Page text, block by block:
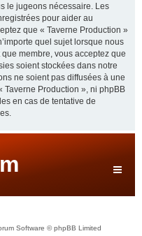
le jugeons nécessaire. Les
pour aider au
que « Taverne Production »
quel sujet lorsque nous
membre, vous acceptez que
soient stockées dans notre
ne soient pas diffusées à une
Taverne Production », ni phpBB
en cas de tentative de
Software © phpBB Limited